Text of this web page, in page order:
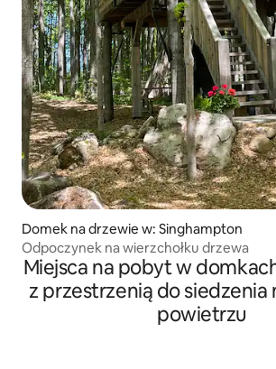
Domek na drzewie w: Singhampton
Odpoczynek na wierzchołku drzewa
Miejsca na pobyt w
z przestrzenią do siedzenia
powietrzu